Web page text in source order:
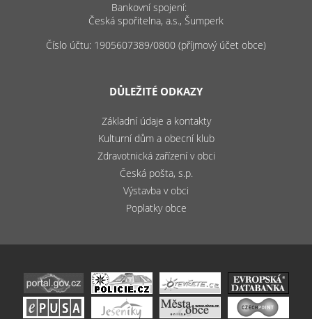
Bankovní spojení:
Česká spořitelna, a.s., Šumperk
Číslo účtu: 1905607389/0800 (příjmový účet obce)
DŮLEŽITÉ ODKAZY
Základní údaje a kontakty
Kulturní dům a obecní klub
Zdravotnická zařízení v obci
Česká pošta, s.p.
Výstavba v obci
Poplatky obce